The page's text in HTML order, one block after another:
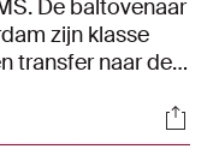
De baltovenaar
zijn klasse
transfer naar de
Ter
wij tien heerlijke